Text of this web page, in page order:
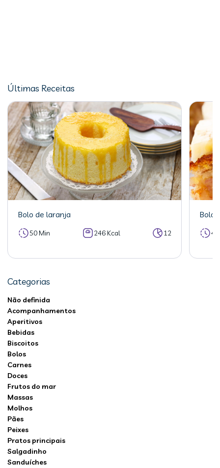
Últimas Receitas
Bolo de laranja
50 Min 246 Kcal 12
Bolo
Categorias
Não definida
Acompanhamentos
Aperitivos
Bebidas
Biscoitos
Bolos
Carnes
Doces
Frutos do mar
Massas
Molhos
Pães
Peixes
Pratos principais
Salgadinho
Sanduíches